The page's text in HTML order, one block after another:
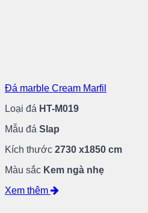
Đá marble Cream Marfil
Loại đá HT-M019
Mẫu đá Slap
Kích thước 2730 x1850 cm
Màu sắc Kem ngà nhẹ
Xem thêm